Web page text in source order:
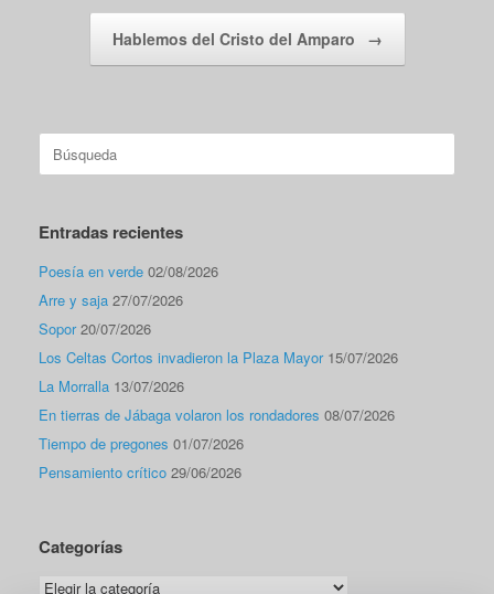
Hablemos del Cristo del Amparo →
Buscar:
Entradas recientes
Poesía en verde 02/08/2026
Arre y saja 27/07/2026
Sopor 20/07/2026
Los Celtas Cortos invadieron la Plaza Mayor 15/07/2026
La Morralla 13/07/2026
En tierras de Jábaga volaron los rondadores 08/07/2026
Tiempo de pregones 01/07/2026
Pensamiento crítico 29/06/2026
Categorías
Categorías